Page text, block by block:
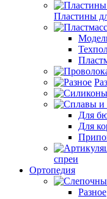
Пластины
Для
Для
спреи
Ортопедия
Разное